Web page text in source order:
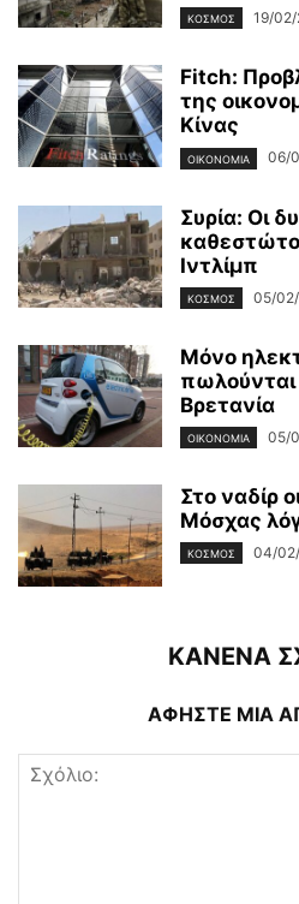
ΚΌΣΜΟΣ 19/
Fitch:
της
Κίνας
ΟΙΚΟΝΟΜΊΑ 06/
Συρία: Οι
Ιντλίμπ
ΚΌΣΜΟΣ 05/
Μόνο
Βρετανία
ΟΙΚΟΝΟΜΊΑ 05/
Στο ναδίρ
Μόσχας
ΚΌΣΜΟΣ 04/
ΚΑΝΕΝΑ
ΑΦΗΣΤΕ ΜΙΑ